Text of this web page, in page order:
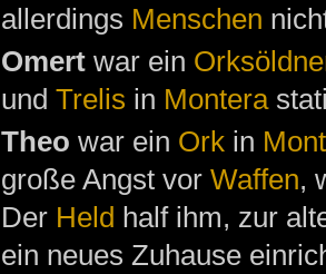
allerdings Menschen
Omert war ein
und Trelis in Montera
Theo war ein Ork in
große Angst vor Waffen,
Der Held half ihm, zur
ein neues Zuhause